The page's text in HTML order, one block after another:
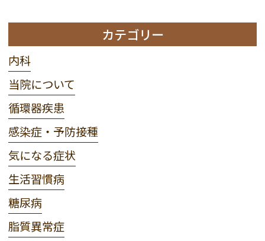
カテゴリー
内科
当院について
循環器疾患
感染症・予防接種
気になる症状
生活習慣病
糖尿病
脂質異常症